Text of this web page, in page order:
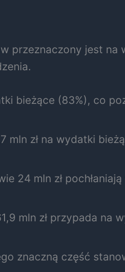
przeznaczony jest na
bieżące (83%), co
mln zł na wydatki
24 mln zł
mln zł przypada na
znaczną część